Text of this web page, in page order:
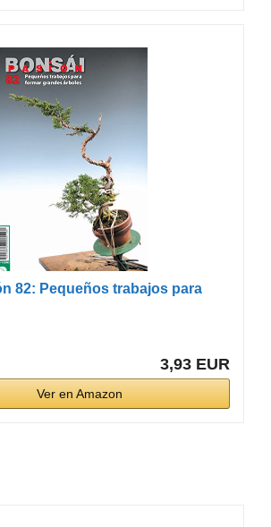
82: Pequeños trabajos para
3,93 EUR
Ver en Amazon